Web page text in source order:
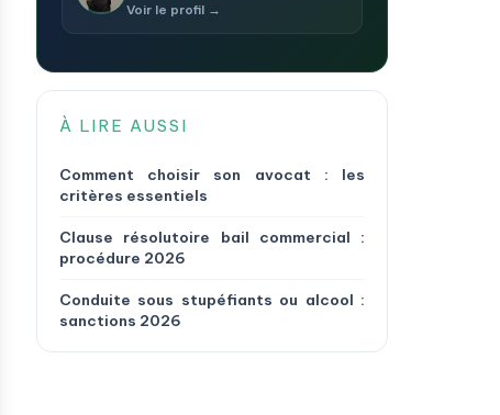
Voir le profil →
À LIRE AUSSI
Comment choisir son avocat : les
critères essentiels
Clause résolutoire bail commercial :
procédure 2026
Conduite sous stupéfiants ou alcool :
sanctions 2026